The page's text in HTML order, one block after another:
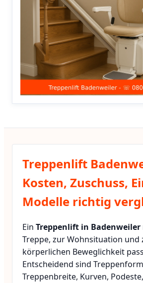
Treppenlift
Kosten, Zuschuss,
Modelle richtig
Ein Treppenlift in Badenweiler
Treppe, zur Wohnsituation und
körperlichen Beweglichkeit
Entscheidend sind
Treppenbreite, Kurven,